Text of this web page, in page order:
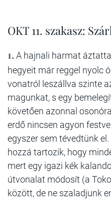
OKT 11. szakasz:
1.A hajnali harmat
hegyeit már reggel nyolc
vonatról leszállva szinte
magunkat, s egy
követően azonnal
erdő nincsen agyon
egyszer sem tévedtünk
hozzá tartozik, hogy
mert egy igazi kék
útvonalat módosít (a
között, de ne szaladjunk